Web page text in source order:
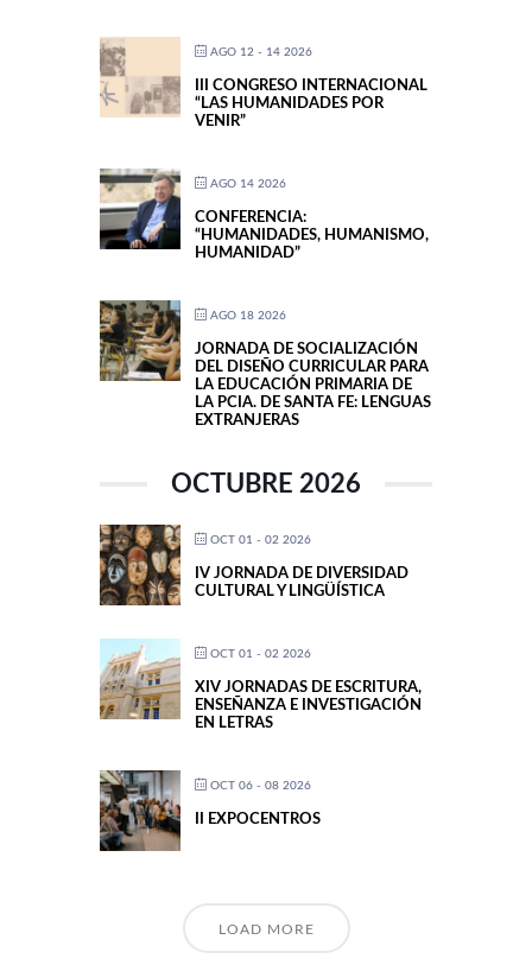
AGO 12 - 14 2026
III CONGRESO INTERNACIONAL
“LAS HUMANIDADES POR
VENIR”
AGO 14 2026
CONFERENCIA:
“HUMANIDADES, HUMANISMO,
HUMANIDAD”
AGO 18 2026
JORNADA DE SOCIALIZACIÓN
DEL DISEÑO CURRICULAR PARA
LA EDUCACIÓN PRIMARIA DE
LA PCIA. DE SANTA FE: LENGUAS
EXTRANJERAS
OCTUBRE 2026
OCT 01 - 02 2026
IV JORNADA DE DIVERSIDAD
CULTURAL Y LINGÜÍSTICA
OCT 01 - 02 2026
XIV JORNADAS DE ESCRITURA,
ENSEÑANZA E INVESTIGACIÓN
EN LETRAS
OCT 06 - 08 2026
II EXPOCENTROS
LOAD MORE